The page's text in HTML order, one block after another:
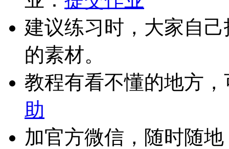
建议练习时，大家自
的素材。
教程有看不懂的地方
助
加官方微信，随时随